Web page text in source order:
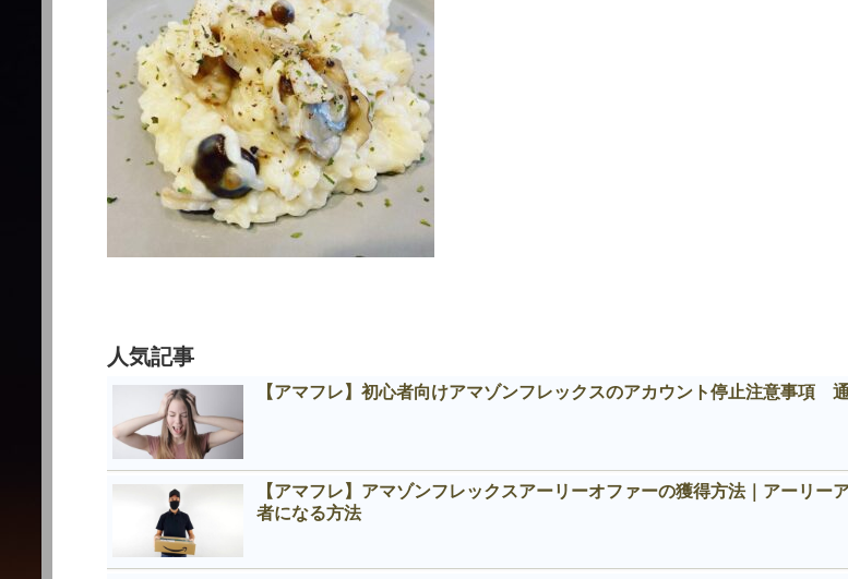
人気記事
【アマフレ】初心者向けアマゾンフレックスのアカウント停止注意事項
【アマフレ】アマゾンフレックスアーリーオファーの獲得方法｜アーリー
者になる方法